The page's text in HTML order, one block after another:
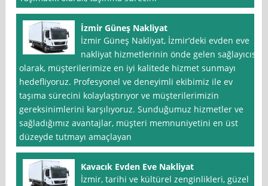
İzmir Güneş Nakliyat
İzmir Güneş Nakliyat, İzmir’deki evden eve
nakliyat hizmetlerinin önde gelen sağlayıcısı
olarak, müşterilerimize en iyi kalitede hizmet sunmayı
hedefliyoruz. Profesyonel ve deneyimli ekibimiz ile ev
taşıma sürecini kolaylaştırıyor ve müşterilerimizin
gereksinimlerini karşılıyoruz. Sunduğumuz hizmetler ve
sağladığımız avantajlar, müşteri memnuniyetini en üst
düzeyde tutmayı amaçlayan
Kavacık Evden Eve Nakliyat
İzmir, tarihi ve kültürel zenginlikleri, güzel